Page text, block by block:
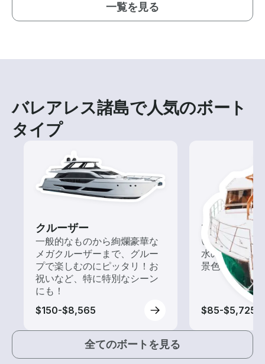
一覧を見る
バレアレス諸島で人気のボート
タイプ
クルーザー
一般的なものから絢爛豪華な
メガクルーザーまで、グルー
プで楽しむのにピッタリ！お
祝いなど、特に特別なシーン
にも！
$150-$8,565
ツアー
いろんな再発
水の上から眺
景色を楽しも
$85-$5,725
全てのボートを見る